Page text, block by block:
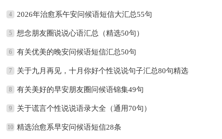
4 2026年治愈系午安问候语短信大汇总55句
5 想念朋友圈说说心语汇总（精选50句）
6 有关优美的晚安问候语短信汇总50句
7 关于九月再见，十月你好个性说说句子汇总80句精选
8 有关美好的早安朋友圈问候语锦集49句
9 关于谎言个性说说语录大全（通用70句）
10 精选治愈系早安问候语短信28条